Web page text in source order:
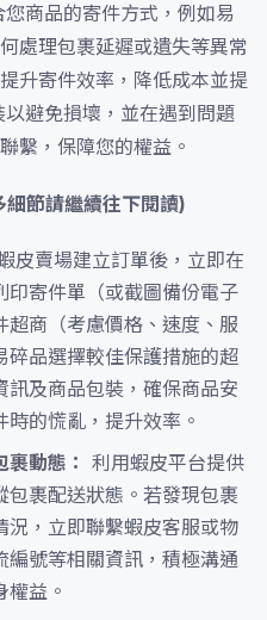
商品的寄件方式，例如易
處理包裹延遲或遺失等異常
升寄件效率，降低成本並提
避免損壞，並在遇到問題
繫，保障您的權益。
節請繼續往下閱讀)
皮賣場建立訂單後，立即在
印寄件單（或截圖備份電子
超商（考慮價格、速度、服
碎品選擇較佳保護措施的超
訊及商品包裝，確保商品安
的慌亂，提升效率。
動態： 利用蝦皮平台提供
包裹配送狀態。若發現包裹
況，立即聯繫蝦皮客服或物
編號等相關資訊，積極溝通
權益。